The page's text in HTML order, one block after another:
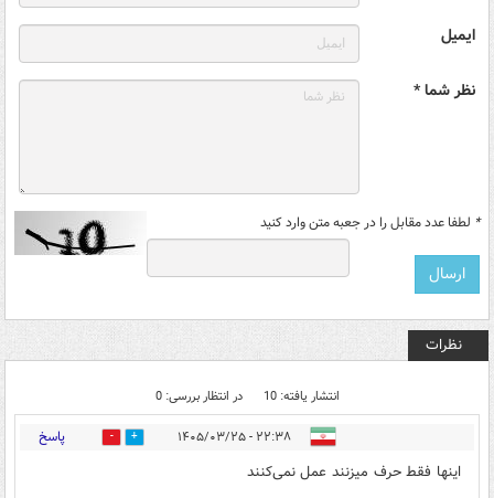
ایمیل
نظر شما *
* لطفا عدد مقابل را در جعبه متن وارد کنید
نظرات
انتشار یافته: 10 در انتظار بررسی: 0
۲۲:۳۸ - ۱۴۰۵/۰۳/۲۵ 4 پاسخ
اینها فقط حرف میزنند عمل نمی‌کنند